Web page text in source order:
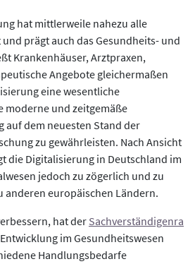
hat mittlerweile nahezu alle
prägt auch das Gesundheits- und
Krankenhäuser, Arztpraxen,
Angebote gleichermaßen
eine wesentliche
moderne und zeitgemäße
auf dem neuesten Stand der
zu gewährleisten. Nach Ansicht
die Digitalisierung in Deutschland im
jedoch zu zögerlich und zu
anderen europäischen Ländern.
hat der Sachverständigenra
im Gesundheitswesen
Handlungsbedarfe